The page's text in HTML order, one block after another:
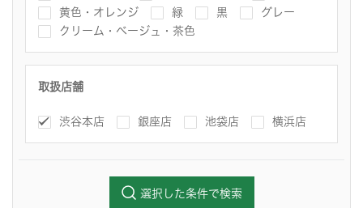
黄色・オレンジ
緑 黒
グレー
クリーム・ベージュ・茶色
取扱店舗
渋谷本店 銀座店 池袋店 横浜店
選択した条件で検索